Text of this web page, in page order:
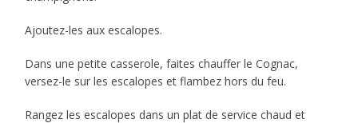
Ajoutez-les aux escalopes.
Dans une petite casserole, faites chauffer le Cognac,
versez-le sur les escalopes et flambez hors du feu.
Rangez les escalopes dans un plat de service chaud et